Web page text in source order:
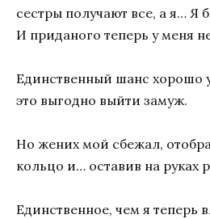
сестры получают все, а я… Я
И приданого теперь у меня
Единственный шанс хорошо
это выгодно выйти замуж.
Но жених мой сбежал,
кольцо и… оставив на руках
Единственное, чем я теперь